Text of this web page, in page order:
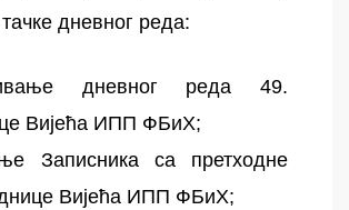
дневног реда:
дневног реда 49.
Вијећа ИПП ФБиХ;
Записника са претходне
Вијећа ИПП ФБиХ;